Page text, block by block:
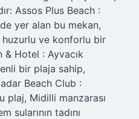
Assos Plus Beach :
yer alan bu mekan,
ve konforlu bir
& Hotel : Ayvacık
bir plaja sahip,
Beach Club :
plaj, Midilli manzarası
sularının tadını